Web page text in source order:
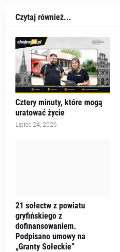
Czytaj również...
Cztery minuty, które mogą
uratować życie
Lipiec 24, 2026
21 sołectw z powiatu
gryfińskiego z
dofinansowaniem.
Podpisano umowy na
„Granty Sołeckie”